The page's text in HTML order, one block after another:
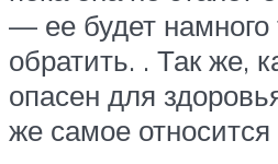
— ее будет намного
обратить. . Так же,
опасен для
же самое